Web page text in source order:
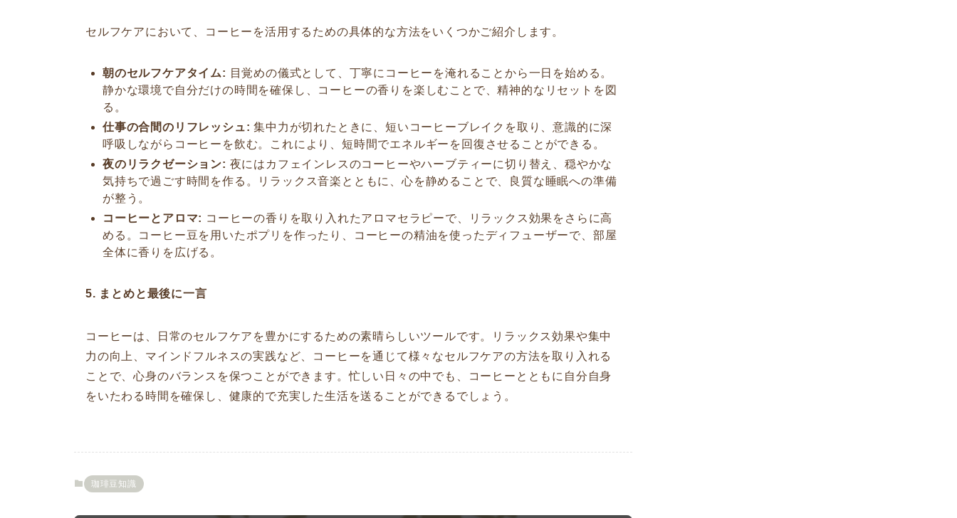
セルフケアにおいて、コーヒーを活用するための具体的な方法をいくつかご紹介します。
朝のセルフケアタイム: 目覚めの儀式として、丁寧にコーヒーを淹れることから一日を始める。
静かな環境で自分だけの時間を確保し、コーヒーの香りを楽しむことで、精神的なリセットを図
る。
仕事の合間のリフレッシュ: 集中力が切れたときに、短いコーヒーブレイクを取り、意識的に深
呼吸しながらコーヒーを飲む。これにより、短時間でエネルギーを回復させることができる。
夜のリラクゼーション: 夜にはカフェインレスのコーヒーやハーブティーに切り替え、穏やかな
気持ちで過ごす時間を作る。リラックス音楽とともに、心を静めることで、良質な睡眠への準備
が整う。
コーヒーとアロマ: コーヒーの香りを取り入れたアロマセラピーで、リラックス効果をさらに高
める。コーヒー豆を用いたポプリを作ったり、コーヒーの精油を使ったディフューザーで、部屋
全体に香りを広げる。
5. まとめと最後に一言
コーヒーは、日常のセルフケアを豊かにするための素晴らしいツールです。リラックス効果や集中
力の向上、マインドフルネスの実践など、コーヒーを通じて様々なセルフケアの方法を取り入れる
ことで、心身のバランスを保つことができます。忙しい日々の中でも、コーヒーとともに自分自身
をいたわる時間を確保し、健康的で充実した生活を送ることができるでしょう。
珈琲豆知識